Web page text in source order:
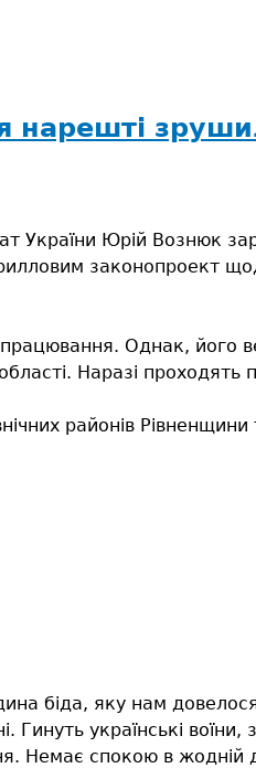
України Юрій Вознюк
законопроект
Однак, його
Наразі
районів
біда, яку нам
Гинуть українські
Немає спокою в жодній